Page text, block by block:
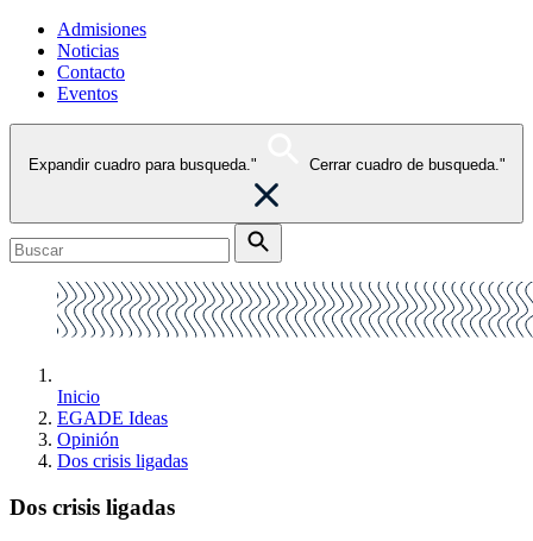
Admisiones
Noticias
Contacto
Eventos
Expandir cuadro para busqueda." Cerrar cuadro de busqueda."
Inicio
EGADE Ideas
Opinión
Dos crisis ligadas
Dos crisis ligadas